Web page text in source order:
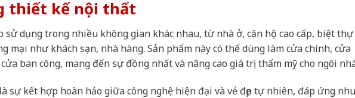
thiết kế nội thất
sử dụng trong nhiều không gian khác nhau, từ nhà ở, căn hộ cao cấp, biệt thự
mại như khách sạn, nhà hàng. Sản phẩm này có thể dùng làm cửa chính, cửa
ban công, mang đến sự đồng nhất và nâng cao giá trị thẩm mỹ cho ngôi
là sự kết hợp hoàn hảo giữa công nghệ hiện đại và vẻ đẹp tự nhiên, đáp ứng